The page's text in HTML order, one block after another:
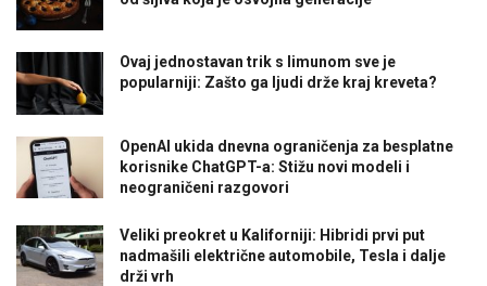
Ovaj jednostavan trik s limunom sve je
popularniji: Zašto ga ljudi drže kraj kreveta?
OpenAI ukida dnevna ograničenja za besplatne
korisnike ChatGPT-a: Stižu novi modeli i
neograničeni razgovori
Veliki preokret u Kaliforniji: Hibridi prvi put
nadmašili električne automobile, Tesla i dalje
drži vrh